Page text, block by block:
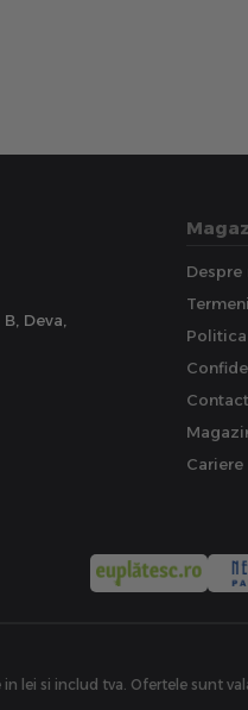
Deva,
Despre
Contact
Cariere
lei si includ tva. Ofertele sunt